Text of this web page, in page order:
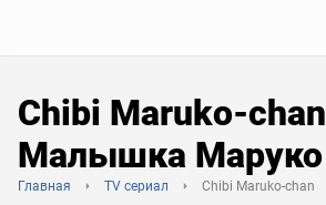
Chibi Maruko-chan
Малышка Маруко
Главная TV сериал Chibi Maruko-chan